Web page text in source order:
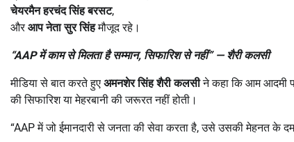
चेयरमैन हरचंद सिंह बरसट,
औरआप नेता सुर सिंहमौजूद रहे।
“AAPमें काम से मिलता है सम्मान, सिफारिश से नहीं” — शैरी कलसी
मीडिया से बात करते हुए अमनशेर सिंह शैरी कलसीने कहा कि आम आदमी
की सिफारिश या मेहरबानी की जरूरत नहीं होती।
“AAP में जो ईमानदारी से जनता की सेवा करता है, उसे उसकी मेहनत के